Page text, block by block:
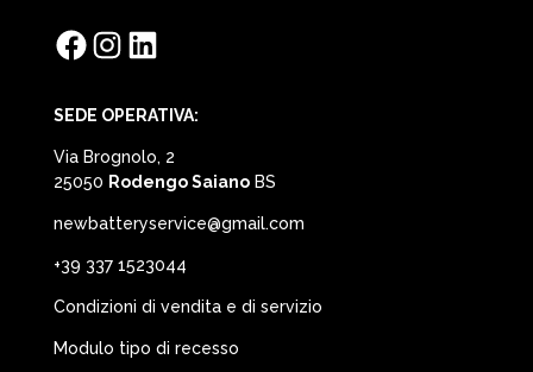
FacebookInstagramLinkedIn
SEDE OPERATIVA:
Via Brognolo, 2
25050 Rodengo SaianoBS
newbatteryservice@gmail.com
+39 337 1523044
Condizioni di vendita e di servizio
Modulo tipo di recesso